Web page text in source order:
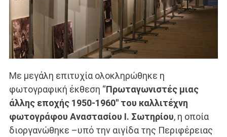
Με μεγάλη επιτυχία ολοκληρώθηκε η
φωτογραφική έκθεση “Πρωταγωνιστές μιας
άλλης εποχής 1950-1960″ του καλλιτέχνη
φωτογράφου Αναστασίου Ι. Σωτηρίου, η οποία
διοργανώθηκε –υπό την αιγίδα της Περιφέρειας